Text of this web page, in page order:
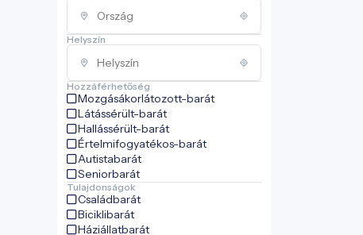
Helyszín
Hozzáférhetőség
Mozgásákorlátozott-barát
Látássérült-barát
Hallássérült-barát
Értelmifogyatékos-barát
Autistabarát
Seniorbarát
Tulajdonságok
Családbarát
Biciklibarát
Háziállatbarát